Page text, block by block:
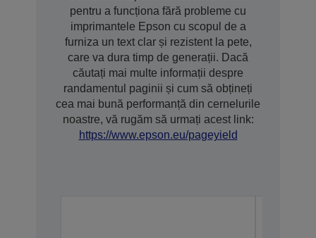
pentru a funcționa fără probleme cu
imprimantele Epson cu scopul de a
furniza un text clar și rezistent la pete,
care va dura timp de generații. Dacă
căutați mai multe informații despre
randamentul paginii și cum să obțineți
cea mai bună performanță din cernelurile
noastre, vă rugăm să urmați acest link:
https://www.epson.eu/pageyield